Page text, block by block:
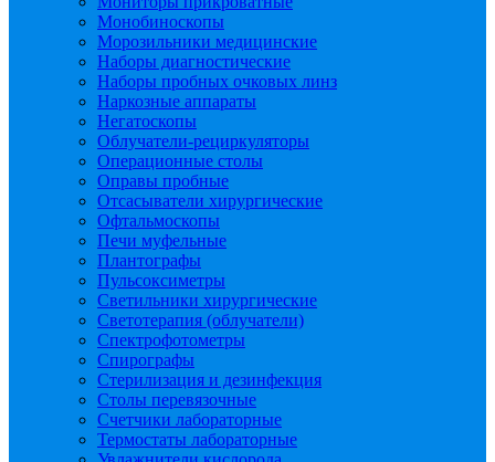
Монобиноскопы
Морозильники медицинские
Наборы диагностические
Наборы пробных очковых линз
Наркозные аппараты
Негатоскопы
Облучатели-рециркуляторы
Операционные столы
Оправы пробные
Отсасыватели хирургические
Офтальмоскопы
Печи муфельные
Плантографы
Пульсоксиметры
Светильники хирургические
Светотерапия (облучатели)
Спектрофотометры
Спирографы
Стерилизация и дезинфекция
Столы перевязочные
Счетчики лабораторные
Термостаты лабораторные